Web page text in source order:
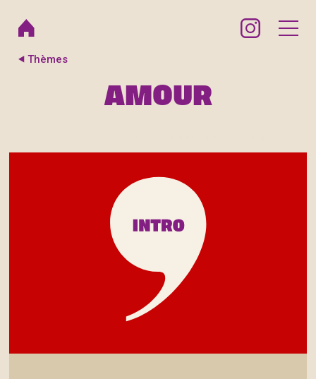
Thèmes
AMOUR